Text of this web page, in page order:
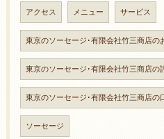
アクセス メニュー サービス
東京のソーセージ･有限会社竹三商店の
東京のソーセージ･有限会社竹三商店の
東京のソーセージ･有限会社竹三商店の
ソーセージ